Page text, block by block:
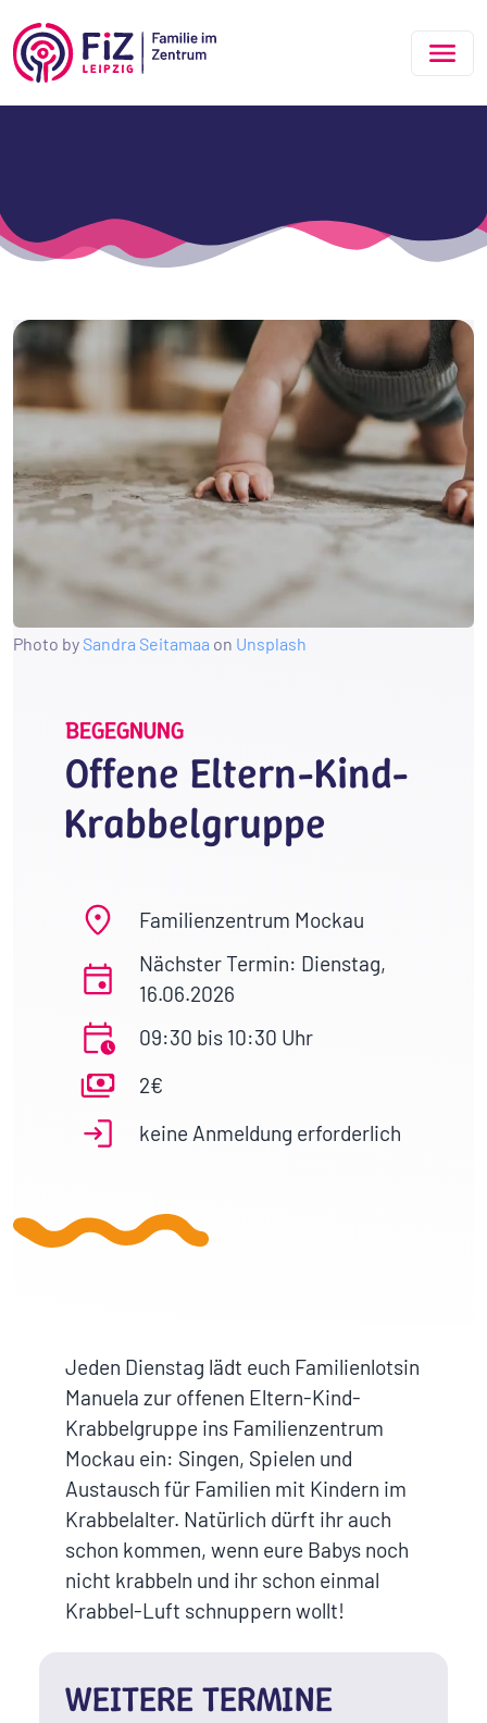
Photo by Sandra Seitamaa on Unsplash
BEGEGNUNG
Offene Eltern-Kind-
Krabbelgruppe
Familienzentrum Mockau
Nächster Termin: Dienstag,
16.06.2026
09:30 bis 10:30 Uhr
2€
keine Anmeldung erforderlich
Jeden Dienstag lädt euch Familienlotsin
Manuela zur offenen Eltern-Kind-
Krabbelgruppe ins Familienzentrum
Mockau ein: Singen, Spielen und
Austausch für Familien mit Kindern im
Krabbelalter. Natürlich dürft ihr auch
schon kommen, wenn eure Babys noch
nicht krabbeln und ihr schon einmal
Krabbel-Luft schnuppern wollt!
WEITERE TERMINE